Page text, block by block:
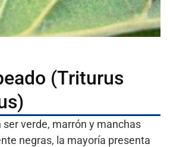
(Triturus
ser verde, marrón y manchas
negras, la mayoría presenta